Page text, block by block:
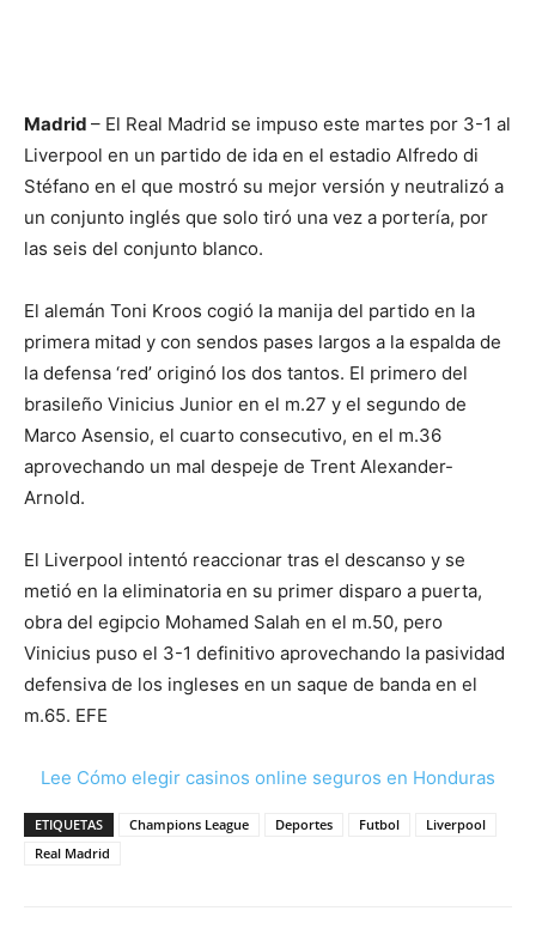
Madrid – El Real Madrid se impuso este martes por 3-1 al
Liverpool en un partido de ida en el estadio Alfredo di
Stéfano en el que mostró su mejor versión y neutralizó a
un conjunto inglés que solo tiró una vez a portería, por
las seis del conjunto blanco.
El alemán Toni Kroos cogió la manija del partido en la
primera mitad y con sendos pases largos a la espalda de
la defensa ‘red’ originó los dos tantos. El primero del
brasileño Vinicius Junior en el m.27 y el segundo de
Marco Asensio, el cuarto consecutivo, en el m.36
aprovechando un mal despeje de Trent Alexander-
Arnold.
El Liverpool intentó reaccionar tras el descanso y se
metió en la eliminatoria en su primer disparo a puerta,
obra del egipcio Mohamed Salah en el m.50, pero
Vinicius puso el 3-1 definitivo aprovechando la pasividad
defensiva de los ingleses en un saque de banda en el
m.65. EFE
Lee Cómo elegir casinos online seguros en Honduras
ETIQUETAS Champions League Deportes Futbol
Liverpool
Real Madrid